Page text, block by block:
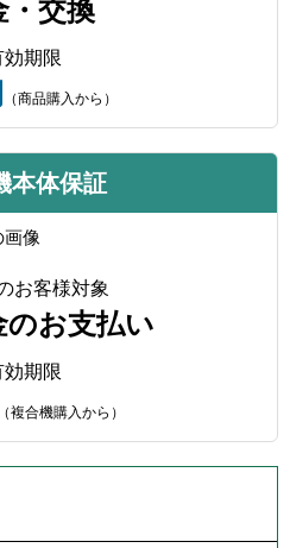
・交換
効期限
（商品購入から）
本体保証
お客様対象
のお支払い
効期限
（複合機購入から）